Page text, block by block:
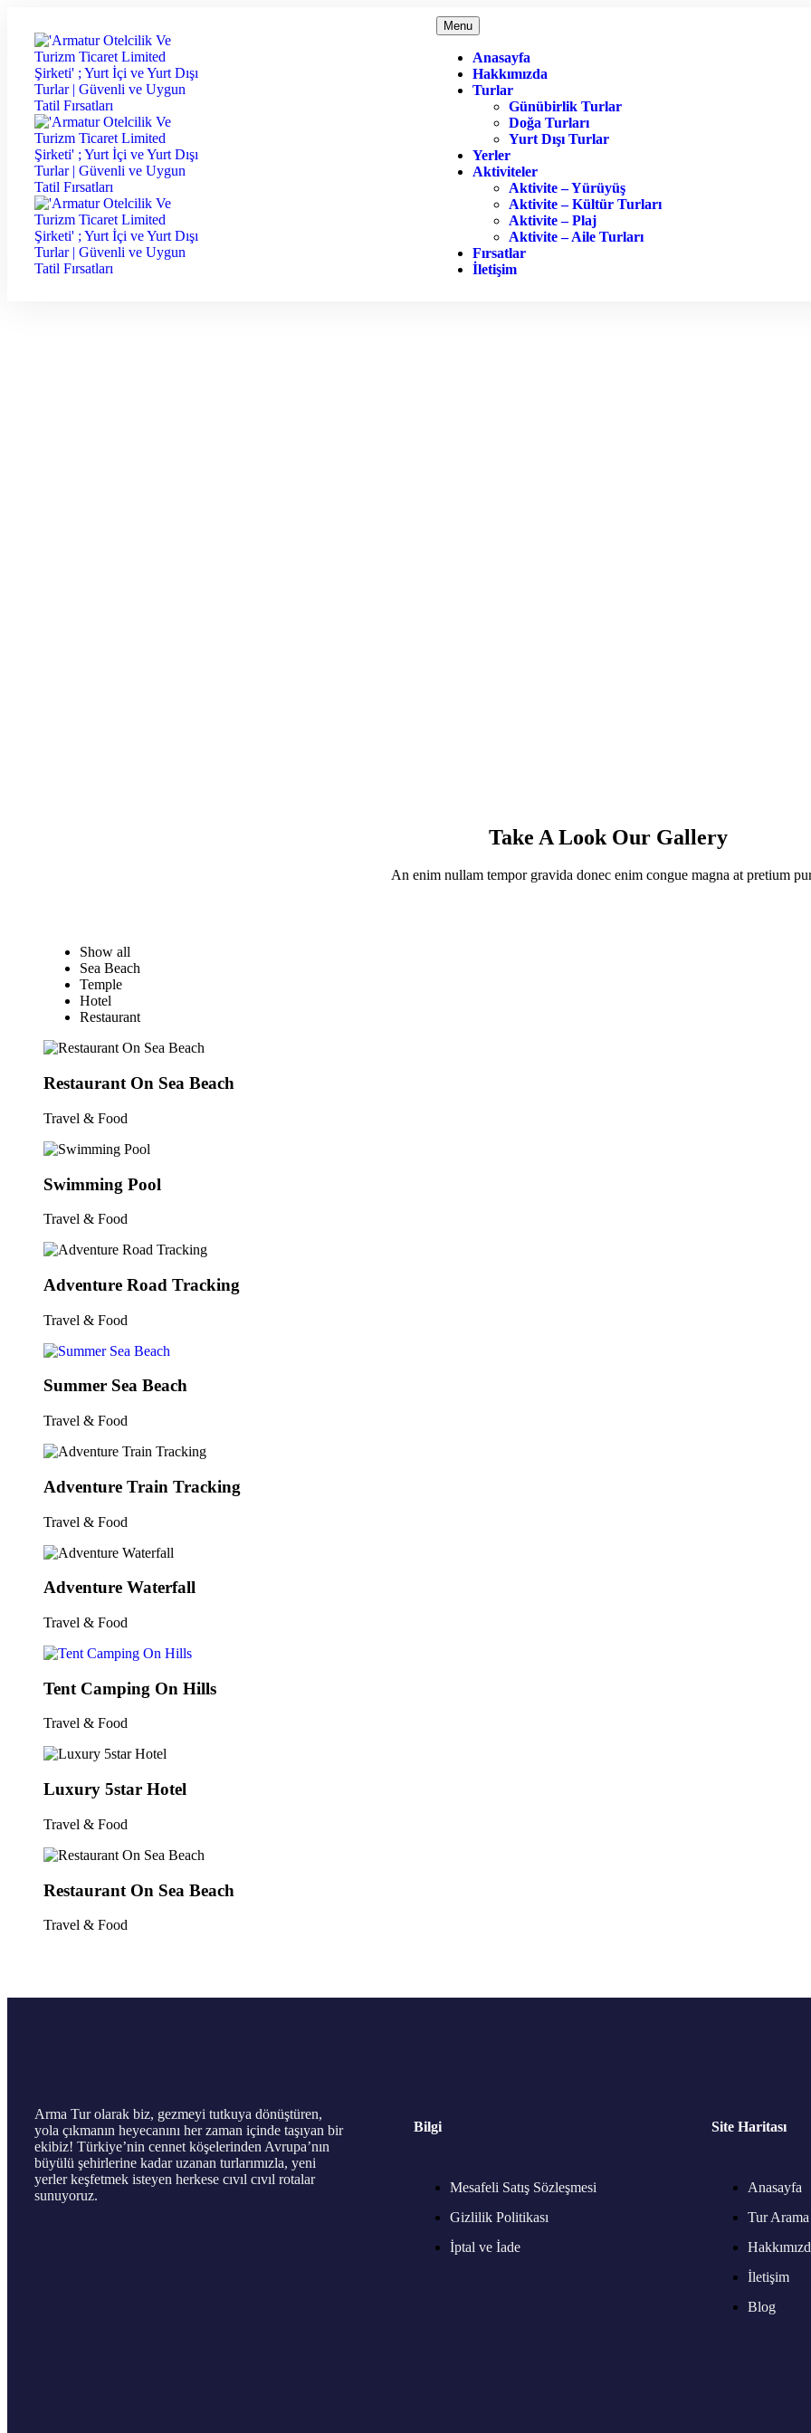
Menu
Anasayfa
Hakkımızda
Turlar
Günübirlik Turlar
Doğa Turları
Yurt Dışı Turlar
Yerler
Aktiviteler
Aktivite – Yürüyüş
Aktivite – Kültür Turları
Aktivite – Plaj
Aktivite – Aile Turları
Fırsatlar
İletişim
Take A Look Our Gallery
An enim nullam tempor gravida donec enim congue magna at pretium
Show all
Sea Beach
Temple
Hotel
Restaurant
Restaurant On Sea Beach
Travel & Food
Swimming Pool
Travel & Food
Adventure Road Tracking
Travel & Food
Summer Sea Beach
Travel & Food
Adventure Train Tracking
Travel & Food
Adventure Waterfall
Travel & Food
Tent Camping On Hills
Travel & Food
Luxury 5star Hotel
Travel & Food
Restaurant On Sea Beach
Travel & Food
Arma Tur olarak biz, gezmeyi tutkuya dönüştüren,
yola çıkmanın heyecanını her zaman içinde taşıyan bir
ekibiz! Türkiye’nin cennet köşelerinden Avrupa’nın
büyülü şehirlerine kadar uzanan turlarımızla, yeni
yerler keşfetmek isteyen herkese cıvıl cıvıl rotalar
sunuyoruz.
Bilgi
Mesafeli Satış Sözleşmesi
Gizlilik Politikası
İptal ve İade
Site Haritası
Anasayfa
Tur Arama
İletişim
Blog